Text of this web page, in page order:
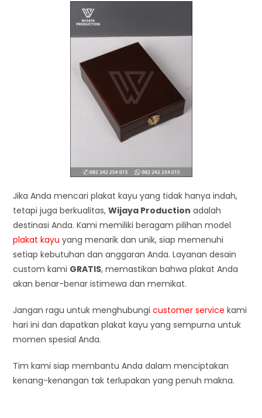
Jika Anda mencari plakat kayu yang tidak hanya indah,
tetapi juga berkualitas,Wijaya Production adalah
destinasi Anda. Kami memiliki beragam pilihan model
plakat kayu yang menarik dan unik, siap memenuhi
setiap kebutuhan dan anggaran Anda. Layanan desain
custom kami GRATIS, memastikan bahwa plakat Anda
akan benar-benar istimewa dan memikat.
Jangan ragu untuk menghubungicustomer service kami
hari ini dan dapatkan plakat kayu yang sempurna untuk
momen spesial Anda.
Tim kami siap membantu Anda dalam menciptakan
kenang-kenangan tak terlupakan yang penuh makna.